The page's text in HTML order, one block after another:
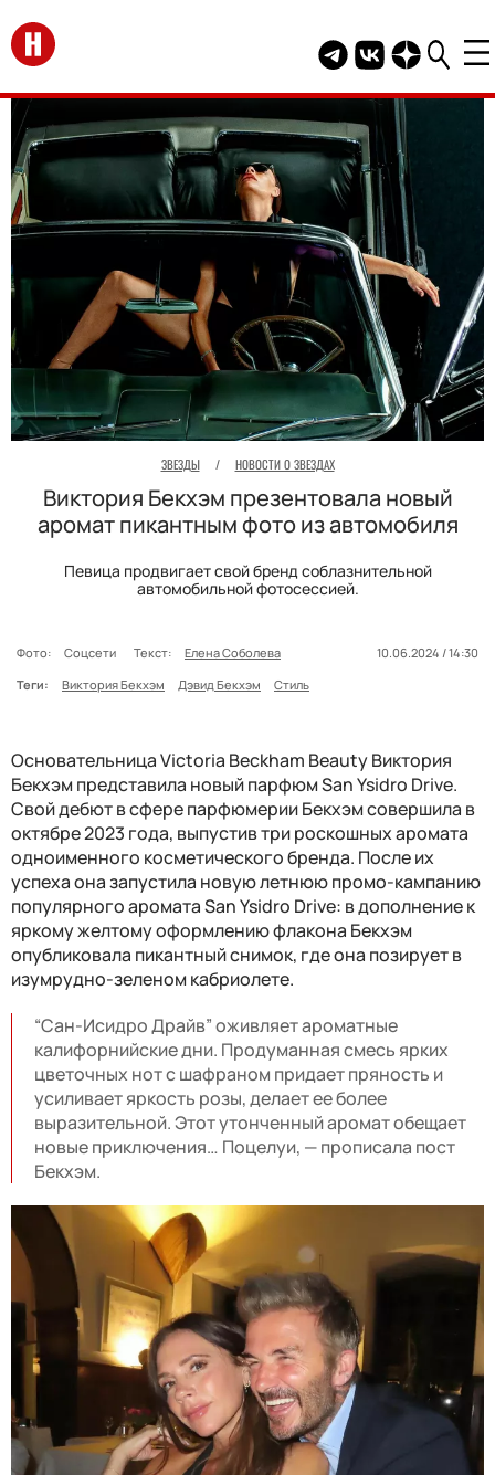
Перейти на главную
Telegram канал
Группа HELLO
Канал
ЗВЕЗДЫ / НОВОСТИ О ЗВЕЗДАХ
Виктория Бекхэм презентовала новый
аромат пикантным фото из автомобиля
Певица продвигает свой бренд соблазнительной
автомобильной фотосессией.
Фото: Соцсети Текст: Елена Соболева
10.06.2024 / 14:30
Теги:
Виктория Бекхэм Дэвид Бекхэм Стиль
Основательница Victoria Beckham Beauty Виктория
Бекхэм представила новый парфюм San Ysidro Drive.
Свой дебют в сфере парфюмерии Бекхэм совершила в
октябре 2023 года, выпустив три роскошных аромата
одноименного косметического бренда. После их
успеха она запустила новую летнюю промо-кампанию
популярного аромата San Ysidro Drive: в дополнение к
яркому желтому оформлению флакона Бекхэм
опубликовала пикантный снимок, где она позирует в
изумрудно-зеленом кабриолете.
“Сан-Исидро Драйв” оживляет ароматные
калифорнийские дни. Продуманная смесь ярких
цветочных нот с шафраном придает пряность и
усиливает яркость розы, делает ее более
выразительной. Этот утонченный аромат обещает
новые приключения… Поцелуи, — прописала пост
Бекхэм.